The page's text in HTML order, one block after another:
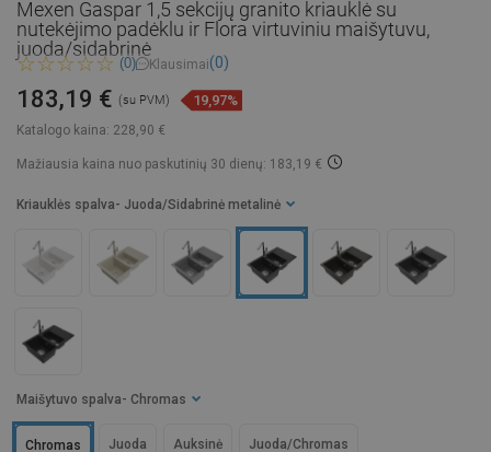
Mexen Gaspar 1,5 sekcijų granito kriauklė su
nutekėjimo padėklu ir Flora virtuviniu maišytuvu,
juoda/sidabrinė
(0) Klausimai(0)
Katalogo kaina: 228,90 €
183,19 € (su PVM) 19,97%
Mažiausia kaina nuo paskutinių 30 dienų: 183,19 €
Kriauklės spalva - Juoda/Sidabrinė metalinė
Maišytuvo spalva - Chromas
Juoda
Chromas Auksinė Juoda/Chromas